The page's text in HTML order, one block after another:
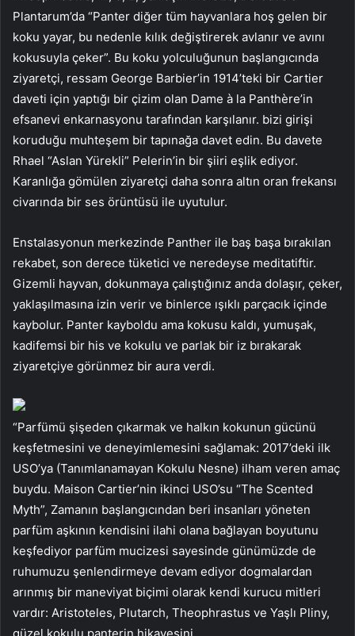
Plantarum’da “Panter diğer tüm hayvanlara hoş gelen bir
koku yayar, bu nedenle kılık değiştirerek avlanır ve avını
kokusuyla çeker”. Bu koku yolculuğunun başlangıcında
ziyaretçi, ressam George Barbier’in 1914’teki bir Cartier
daveti için yaptığı bir çizim olan Dame à la Panthère’in
efsanevi enkarnasyonu tarafından karşılanır. bizi girişi
koruduğu muhteşem bir tapınağa davet edin. Bu davete
Rhael “Aslan Yürekli” Pelerin’in bir şiiri eşlik ediyor.
Karanlığa gömülen ziyaretçi daha sonra altın oran frekansı
civarında bir ses örüntüsü ile uyutulur.
Enstalasyonun merkezinde Panther ile baş başa bırakılan
rekabet, son derece tüketici ve neredeyse meditatiftir.
Gizemli hayvan, dokunmaya çalıştığınız anda dolaşır, çeker,
yaklaşılmasına izin verir ve binlerce ışıklı parçacık içinde
kaybolur. Panter kayboldu ama kokusu kaldı, yumuşak,
kadifemsi bir his ve kokulu ve parlak bir iz bırakarak
ziyaretçiye görünmez bir aura verdi.
“Parfümü şişeden çıkarmak ve halkın kokunun gücünü
keşfetmesini ve deneyimlemesini sağlamak: 2017’deki ilk
USO’ya (Tanımlanamayan Kokulu Nesne) ilham veren amaç
buydu. Maison Cartier’nin ikinci USO’su “The Scented
Myth”, Zamanın başlangıcından beri insanları yöneten
parfüm aşkının kendisini ilahi olana bağlayan boyutunu
keşfediyor parfüm mucizesi sayesinde günümüzde de
ruhumuzu şenlendirmeye devam ediyor dogmalardan
arınmış bir maneviyat biçimi olarak kendi kurucu mitleri
vardır: Aristoteles, Plutarch, Theophrastus ve Yaşlı Pliny,
güzel kokulu panterin hikayesini